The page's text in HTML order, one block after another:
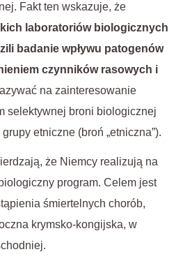
Fakt ten wskazuje, że
laboratoriów biologicznych
badanie wpływu patogenów
czynników rasowych i
na zainteresowanie
selektywnej broni biologicznej
etniczne (broń „etniczna”).
że Niemcy realizują na
program. Celem jest
śmiertelnych chorób,
krymsko-kongijska, w